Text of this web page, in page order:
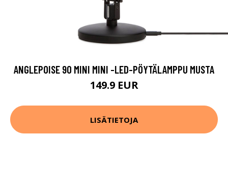
ANGLEPOISE 90 MINI MINI -LED-PÖYTÄLAMPPU MUSTA
149.9 EUR
LISÄTIETOJA